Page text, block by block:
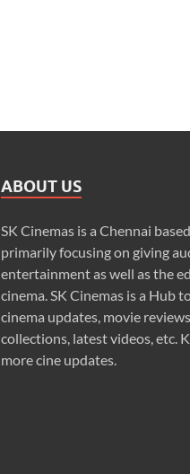
ABOUT US
SK Cinemas is a Chennai
primarily focusing on giving
entertainment as well as the
cinema. SK Cinemas is a Hub
cinema updates, movie
collections, latest videos, etc.
more cine updates.